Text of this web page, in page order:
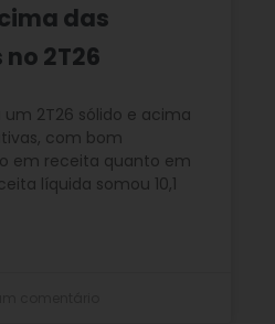
das
2T26
2T26 sólido e acima
com bom
em receita quanto em
líquida somou 10,1